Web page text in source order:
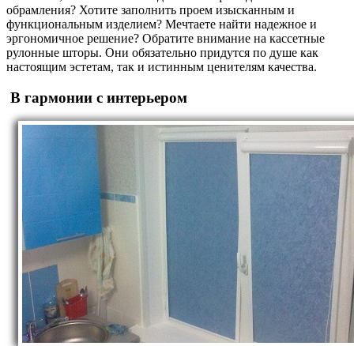
обрамления? Хотите заполнить проем изысканным и
функциональным изделием? Мечтаете найти надежное и
эргономичное решение? Обратите внимание на кассетные
рулонные шторы. Они обязательно придутся по душе как
настоящим эстетам, так и истинным ценителям качества.
В гармонии с интерьером